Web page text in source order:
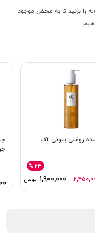
را بزنید تا به محض موجود
روغنی بیوتی آف
۱,۹۰۰,۰۰۰ تومان
%۲۳